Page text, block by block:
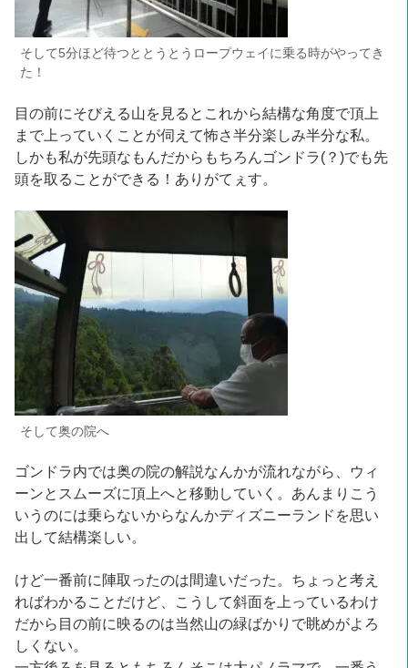
そして5分ほど待つととうとうロープウェイに乗る時がやってき
た！
目の前にそびえる山を見るとこれから結構な角度で頂上
まで上っていくことが伺えて怖さ半分楽しみ半分な私。
しかも私が先頭なもんだからもちろんゴンドラ(？)でも先
頭を取ることができる！ありがてぇす。
そして奥の院へ
ゴンドラ内では奥の院の解説なんかが流れながら、ウィ
ーンとスムーズに頂上へと移動していく。あんまりこう
いうのには乗らないからなんかディズニーランドを思い
出して結構楽しい。
けど一番前に陣取ったのは間違いだった。ちょっと考え
ればわかることだけど、こうして斜面を上っているわけ
だから目の前に映るのは当然山の緑ばかりで眺めがよろ
しくない。